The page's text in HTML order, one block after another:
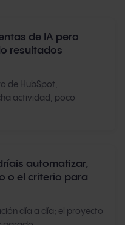
de IA pero
resultados
de HubSpot,
actividad, poco
automatizar,
o el criterio para
día a día; el proyecto